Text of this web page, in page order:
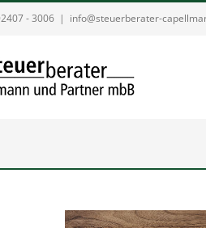
- 3006 | info@steuerberater-